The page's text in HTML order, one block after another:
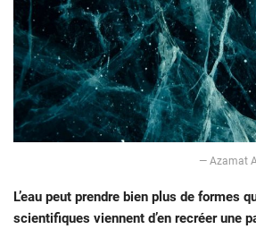
— Azamat
L’eau peut prendre bien plus de formes
scientifiques viennent d’en recréer une